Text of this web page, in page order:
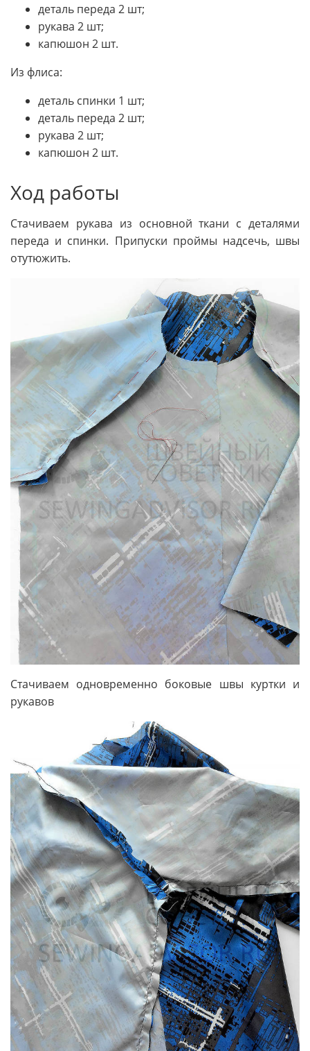
деталь переда 2 шт;
рукава 2 шт;
капюшон 2 шт.
Из флиса:
деталь спинки 1 шт;
деталь переда 2 шт;
рукава 2 шт;
капюшон 2 шт.
Ход работы
Стачиваем рукава из основной ткани с деталями
переда и спинки. Припуски проймы надсечь, швы
отутюжить.
Стачиваем одновременно боковые швы куртки и
рукавов